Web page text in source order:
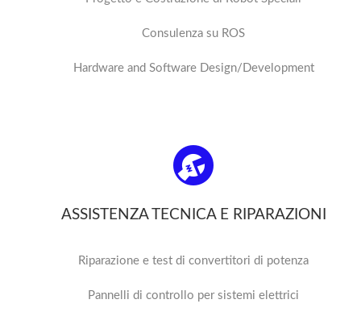
Consulenza su ROS
Hardware and Software Design/Development
ASSISTENZA TECNICA E RIPARAZIONI
Riparazione e test di convertitori di potenza
Pannelli di controllo per sistemi elettrici